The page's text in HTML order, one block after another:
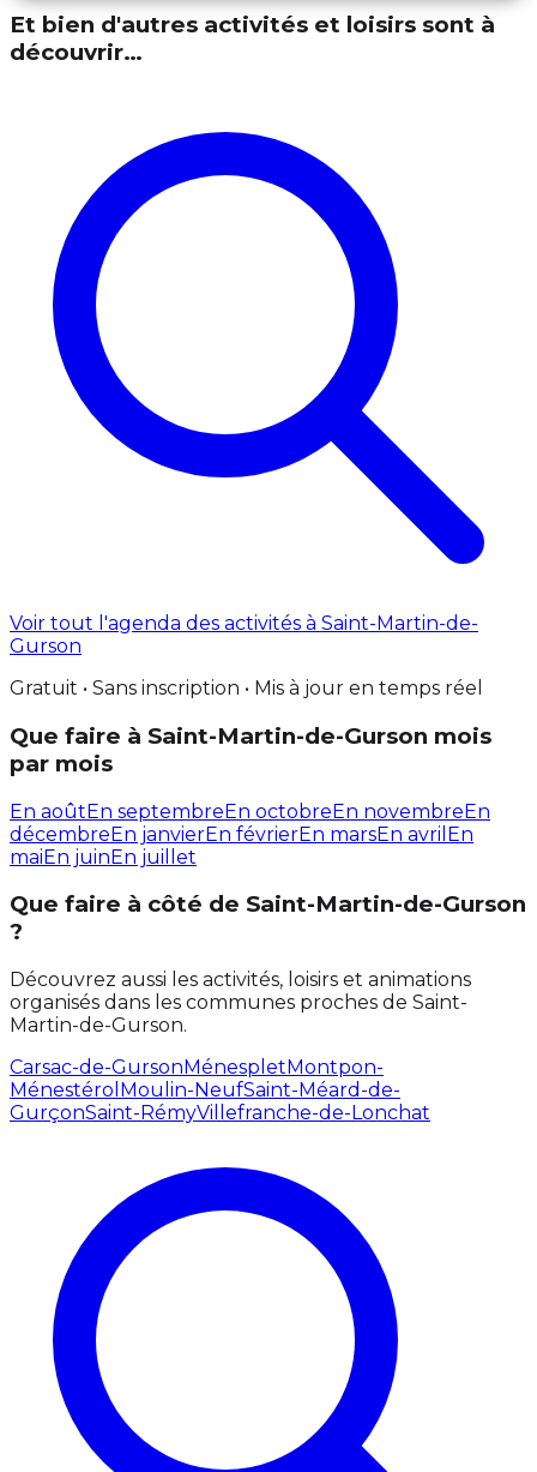
Et bien d'autres activités et loisirs sont à
découvrir…
Voir tout l'agenda des activités à Saint-Martin-de-
Gurson
Gratuit • Sans inscription • Mis à jour en temps réel
Que faire à Saint-Martin-de-Gurson mois
par mois
En aoûtEn septembreEn octobreEn novembreEn
décembreEn janvierEn févrierEn marsEn avril En
maiEn juinEn juillet
Que faire à côté de Saint-Martin-de-Gurson
?
Découvrez aussi les activités, loisirs et animations
organisés dans les communes proches de Saint-
Martin-de-Gurson.
Carsac-de-GursonMénespletMontpon-
Ménestérol Moulin-NeufSaint-Méard-de-
GurçonSaint-RémyVillefranche-de-Lonchat